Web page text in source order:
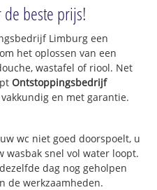
beste prijs!
Limburg een
het oplossen van een
wastafel of riool. Net
Ontstoppingsbedrijf
en met garantie.
wc niet goed doorspoelt, u
wasbak snel vol water loopt.
dag nog geholpen
de werkzaamheden.